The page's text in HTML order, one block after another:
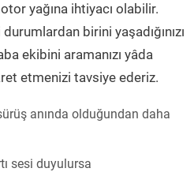
yağına ihtiyacı olabilir.
birini yaşadığınızı
ekibini aramanızı yâda
etmenizi tavsiye ederiz.
anında olduğundan daha
sesi duyulursa